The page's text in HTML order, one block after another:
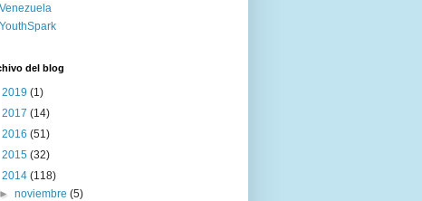
Venezuela
YouthSpark
del blog
2019 (1)
2017 (14)
2016 (51)
2015 (32)
2014 (118)
►noviembre(5)